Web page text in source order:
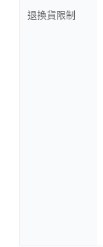
退換貨限制